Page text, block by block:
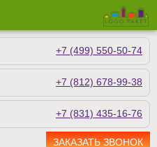
+7 (499) 550-50-74
+7 (812) 678-99-38
+7 (831) 435-16-76
ЗАКАЗАТЬ ЗВОНОК